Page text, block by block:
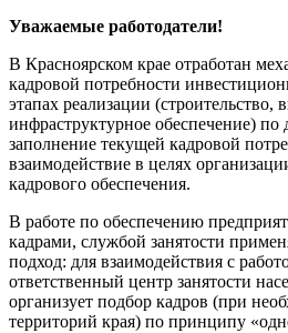
Уважаемые работодатели!
В Красноярском крае отработан
кадровой потребности
этапах реализации (строительство,
инфраструктурное обеспечение) по
заполнение текущей кадровой
взаимодействие в целях
кадрового обеспечения.
В работе по обеспечению
кадрами, службой занятости
подход: для взаимодействия с
ответственный центр занятости
организует подбор кадров (при
территорий края) по принципу